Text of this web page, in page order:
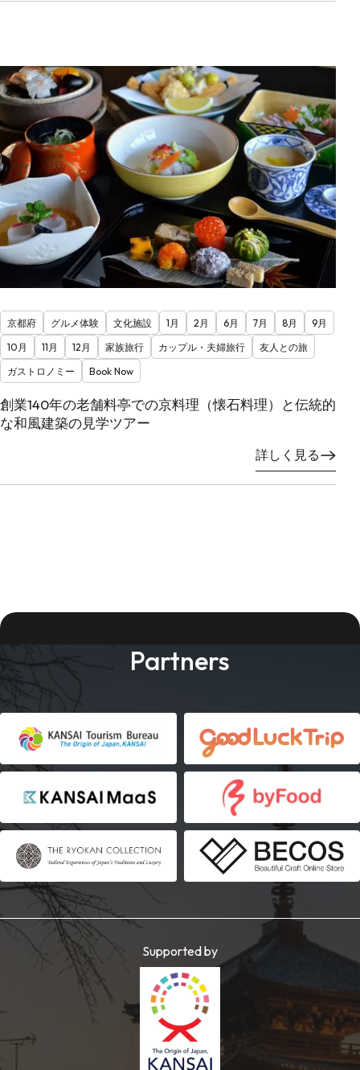
京都府 グルメ体験 文化施設 1月 2月 6月 7月 8月
9月
10月
11月 12月 家族旅行 カップル・夫婦旅行
友人との旅
ガストロノミー
Book Now
創業140年の老舗料亭での京料理（懐石料理）と伝統的
な和風建築の見学ツアー
詳しく見る
Partners
Supported by